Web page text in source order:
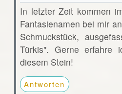
In letzter Zeit kommen
Fantasienamen bei mir
Schmuckstück,
Türkis". Gerne erfahre
diesem Stein!
Antworten